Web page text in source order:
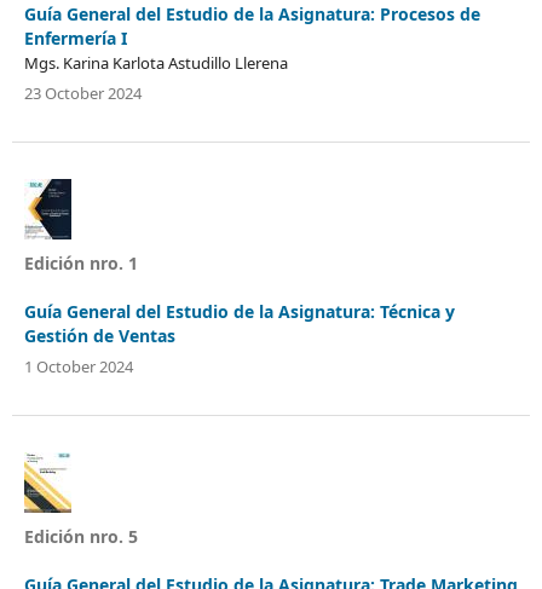
Guía General del Estudio de la Asignatura: Procesos de
Enfermería I
Mgs. Karina Karlota Astudillo Llerena
23 October 2024
Edición nro. 1
Guía General del Estudio de la Asignatura: Técnica y
Gestión de Ventas
1 October 2024
Edición nro. 5